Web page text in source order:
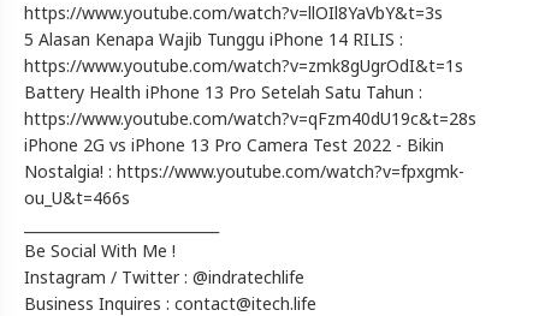
Artikel
Terbaru
Blackexpo
Info
lanjut
iPhone
Pro
iPhone
Pro
https://www.youtube.com/watch?v=llOIl8YaVbY&t=3s
5 Alasan Kenapa Wajib Tunggu iPhone 14 RILIS :
https://www.youtube.com/watch?v=zmk8gUgrOdI&t=1s
Battery Health iPhone 13 Pro Setelah Satu Tahun :
https://www.youtube.com/watch?v=qFzm40dU19c&t=28s
iPhone 2G vs iPhone 13 Pro Camera Test 2022 - Bikin
Nostalgia! : https://www.youtube.com/watch?v=fpxgmk-
ou_U&t=466s
Be Social With Me !
Instagram / Twitter : @indratechlife
Business Inquires : contact@itech.life